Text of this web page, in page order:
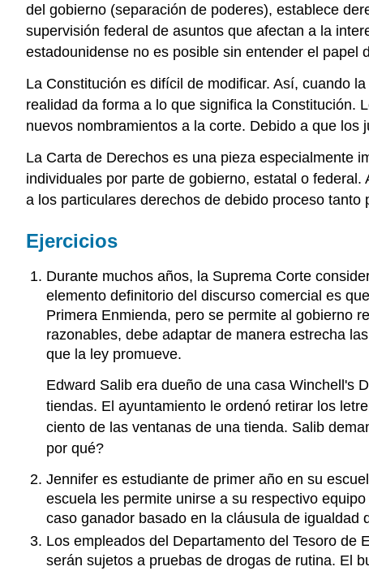
del gobierno (separación de poderes), establece
supervisión federal de asuntos que afectan a la
estadounidense no es posible sin entender el papel
La Constitución es difícil de modificar. Así, cuando
realidad da forma a lo que significa la Constitución.
nuevos nombramientos a la corte. Debido a que
La Carta de Derechos es una pieza especialmente
individuales por parte de gobierno, estatal o
a los particulares derechos de debido proceso
Ejercicios
Durante muchos años, la Suprema Corte
elemento definitorio del discurso comercial es
Primera Enmienda, pero se permite al gobierno
razonables, debe adaptar de manera estrecha
que la ley promueve.
Edward Salib era dueño de una casa Winchell's
tiendas. El ayuntamiento le ordenó retirar los
ciento de las ventanas de una tienda. Salib
por qué?
Jennifer es estudiante de primer año en su
escuela les permite unirse a su respectivo
caso ganador basado en la cláusula de igualdad
Los empleados del Departamento del Tesoro de
serán sujetos a pruebas de drogas de rutina. El